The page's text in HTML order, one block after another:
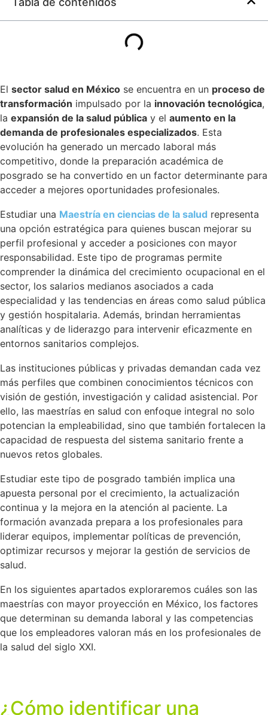
El sector salud en México se encuentra en un proceso de
transformación impulsado por la innovación tecnológica,
la expansión de la salud pública y el aumento en la
demanda de profesionales especializados. Esta
evolución ha generado un mercado laboral más
competitivo, donde la preparación académica de
posgrado se ha convertido en un factor determinante para
acceder a mejores oportunidades profesionales.
Estudiar una Maestría en ciencias de la salud representa
una opción estratégica para quienes buscan mejorar su
perfil profesional y acceder a posiciones con mayor
responsabilidad. Este tipo de programas permite
comprender la dinámica del crecimiento ocupacional en el
sector, los salarios medianos asociados a cada
especialidad y las tendencias en áreas como salud pública
y gestión hospitalaria. Además, brindan herramientas
analíticas y de liderazgo para intervenir eficazmente en
entornos sanitarios complejos.
Las instituciones públicas y privadas demandan cada vez
más perfiles que combinen conocimientos técnicos con
visión de gestión, investigación y calidad asistencial. Por
ello, las maestrías en salud con enfoque integral no solo
potencian la empleabilidad, sino que también fortalecen la
capacidad de respuesta del sistema sanitario frente a
nuevos retos globales.
Estudiar este tipo de posgrado también implica una
apuesta personal por el crecimiento, la actualización
continua y la mejora en la atención al paciente. La
formación avanzada prepara a los profesionales para
liderar equipos, implementar políticas de prevención,
optimizar recursos y mejorar la gestión de servicios de
salud.
En los siguientes apartados exploraremos cuáles son las
maestrías con mayor proyección en México, los factores
que determinan su demanda laboral y las competencias
que los empleadores valoran más en los profesionales de
la salud del siglo XXI.
¿Cómo identificar una